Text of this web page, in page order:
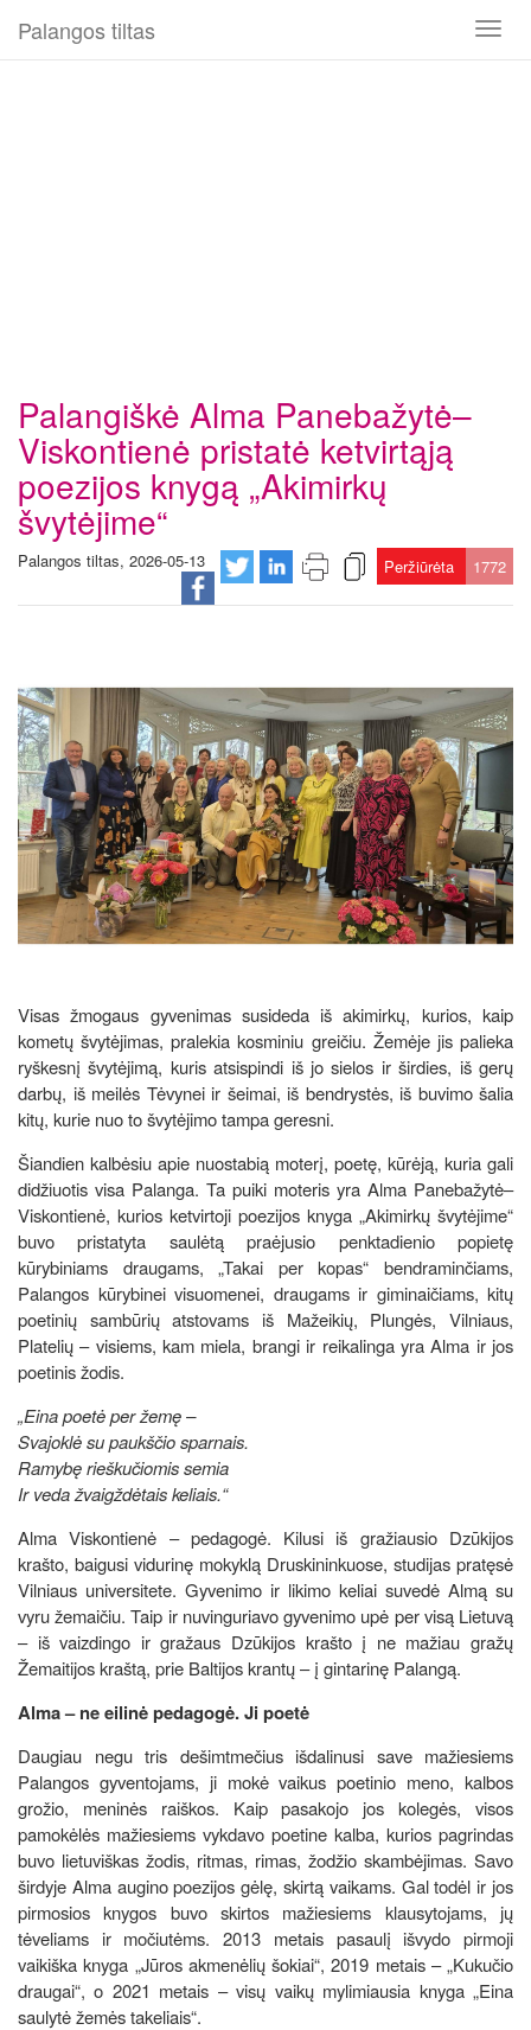
Toggle
Palangos tiltas
Palangiškė Alma Panebažytė–
Viskontienė pristatė ketvirtąją
poezijos knygą „Akimirkų
švytėjime“
Palangos tiltas, 2026-05-13 Peržiūrėta 1772
Visas žmogaus gyvenimas susideda iš akimirkų, kurios, kaip
kometų švytėjimas, pralekia kosminiu greičiu. Žemėje jis palieka
ryškesnį švytėjimą, kuris atsispindi iš jo sielos ir širdies, iš gerų
darbų, iš meilės Tėvynei ir šeimai, iš bendrystės, iš buvimo šalia
kitų, kurie nuo to švytėjimo tampa geresni.
Šiandien kalbėsiu apie nuostabią moterį, poetę, kūrėją, kuria gali
didžiuotis visa Palanga. Ta puiki moteris yra Alma Panebažytė–
Viskontienė, kurios ketvirtoji poezijos knyga „Akimirkų švytėjime“
buvo pristatyta saulėtą praėjusio penktadienio popietę
kūrybiniams draugams, „Takai per kopas“ bendraminčiams,
Palangos kūrybinei visuomenei, draugams ir giminaičiams, kitų
poetinių sambūrių atstovams iš Mažeikių, Plungės, Vilniaus,
Platelių – visiems, kam miela, brangi ir reikalinga yra Alma ir jos
poetinis žodis.
„Eina poetė per žemę –
Svajoklė su paukščio sparnais.
Ramybę rieškučiomis semia
Ir veda žvaigždėtais keliais.“
Alma Viskontienė – pedagogė. Kilusi iš gražiausio Dzūkijos
krašto, baigusi vidurinę mokyklą Druskininkuose, studijas pratęsė
Vilniaus universitete. Gyvenimo ir likimo keliai suvedė Almą su
vyru žemaičiu. Taip ir nuvinguriavo gyvenimo upė per visą Lietuvą
– iš vaizdingo ir gražaus Dzūkijos krašto į ne mažiau gražų
Žemaitijos kraštą, prie Baltijos krantų – į gintarinę Palangą.
Alma – ne eilinė pedagogė. Ji poetė
Daugiau negu tris dešimtmečius išdalinusi save mažiesiems
Palangos gyventojams, ji mokė vaikus poetinio meno, kalbos
grožio, meninės raiškos. Kaip pasakojo jos kolegės, visos
pamokėlės mažiesiems vykdavo poetine kalba, kurios pagrindas
buvo lietuviškas žodis, ritmas, rimas, žodžio skambėjimas. Savo
širdyje Alma augino poezijos gėlę, skirtą vaikams. Gal todėl ir jos
pirmosios knygos buvo skirtos mažiesiems klausytojams, jų
tėveliams ir močiutėms. 2013 metais pasaulį išvydo pirmoji
vaikiška knyga „Jūros akmenėlių šokiai“, 2019 metais – „Kukučio
draugai“, o 2021 metais – visų vaikų mylimiausia knyga „Eina
saulytė žemės takeliais“.